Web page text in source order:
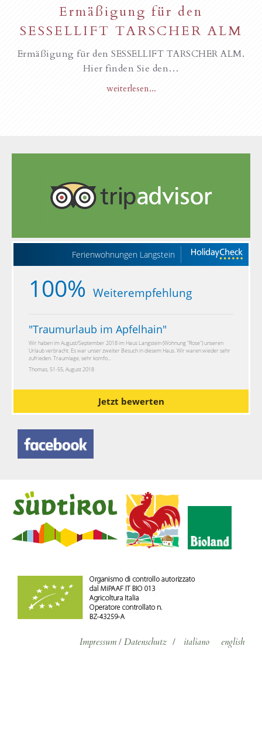
Ermäßigung für den
SESSELLIFT TARSCHER ALM
Ermäßigung für den SESSELLIFT TARSCHER ALM.
Hier finden Sie den…
weiterlesen...
Ferienwohnungen Langstein
100% Weiterempfehlung
"Traumurlaub im Apfelhain"
Wir haben im August/September 2018 im Haus Langstein (Wohnung "Rose") unseren
Urlaub verbracht. Es war unser zweiter Besuch in diesem Haus. Wir waren wieder sehr
zufrieden. Traumlage, sehr komfo...
Thomas, 51-55, August 2018
Jetzt bewerten
Impressum / Datenschutz / italiano english